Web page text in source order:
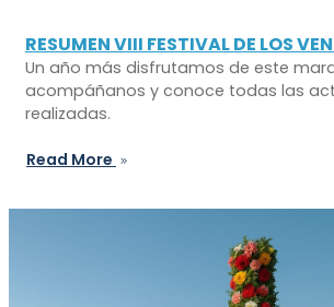
RESUMEN VIII FESTIVAL DE LOS
Un año más disfrutamos de este
acompáñanos y conoce todas las
realizadas.
Read More